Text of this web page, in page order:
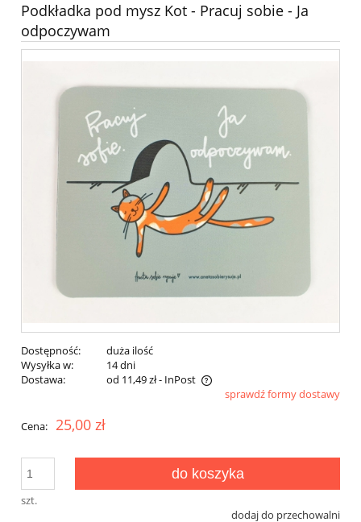
Podkładka pod mysz Kot - Pracuj sobie - Ja
odpoczywam
Dostępność:
duża ilość
Wysyłka w:
14 dni
Dostawa:
od 11,49 zł- InPost
Cena nie zawiera ewentualnych kosztów płatnościsprawdź formy dostawy
Cena: 25,00 zł
szt.
do koszyka
dodaj do przechowalni